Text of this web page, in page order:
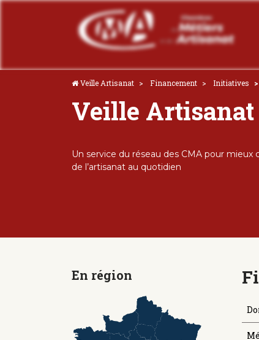
Veille Artisanat Financement Initiatives
Veille Artisanat
Un service du réseau des CMA pour
de l’artisanat au quotidien
En région